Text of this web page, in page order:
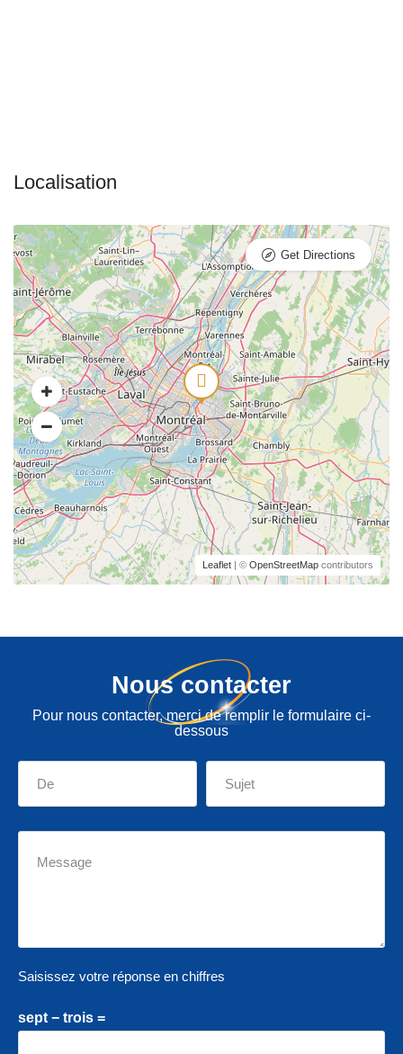
Leaflet | © OpenStreetMap contributors
Get Directions
Nous contacter
Pour nous contacter, merci de remplir le formulaire ci-
dessous
Saisissez votre réponse en chiffres
sept − trois =